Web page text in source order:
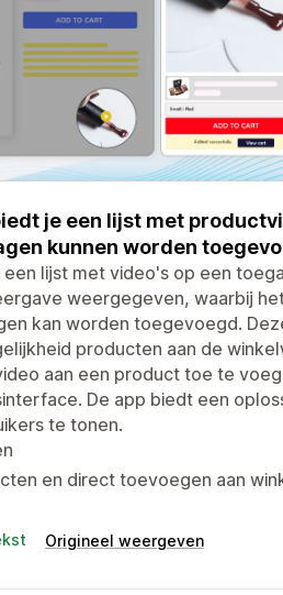
je een lijst met
kunnen worden
lijst met video's op een
weergegeven, waarbij
kan worden toegevoegd.
producten aan de
aan een product toe te
De app biedt een
te tonen.
en direct toevoegen aan
Origineel weergeven